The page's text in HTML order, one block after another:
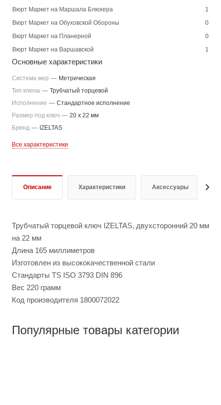
Вюрт Маркет на Маршала Блюхера
1
Вюрт Маркет на Обуховской Обороны
0
Вюрт Маркет на Планерной
0
Вюрт Маркет на Варшавской
1
Основные характеристики
Система мер — Метрическая
Тип ключа — Трубчатый торцевой
Исполнение — Стандартное исполнение
Размер под ключ — 20 x 22 мм
Бренд — IZELTAS
Все характеристики
Описание Характеристики Аксессуары
Трубчатый торцевой ключ IZELTAS, двухсторонний 20 мм
на 22 мм
Длина 165 миллиметров
Изготовлен из высококачественной стали
Стандарты TS ISO 3793 DIN 896
Вес 220 грамм
Код производителя 1800072022
Популярные товары категории